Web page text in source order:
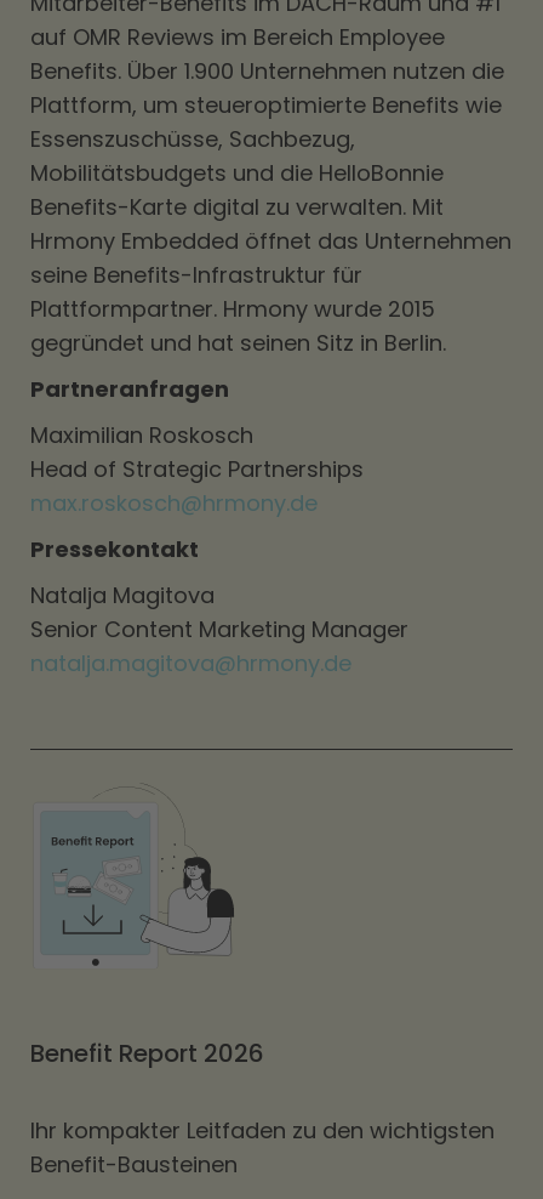
auf OMR Reviews im Bereich Employee
Benefits. Über 1.900 Unternehmen nutzen die
Plattform, um steueroptimierte Benefits wie
Essenszuschüsse, Sachbezug,
Mobilitätsbudgets und die HelloBonnie
Benefits-Karte digital zu verwalten. Mit
Hrmony Embedded öffnet das Unternehmen
seine Benefits-Infrastruktur für
Plattformpartner. Hrmony wurde 2015
gegründet und hat seinen Sitz in Berlin.
Partneranfragen
Maximilian Roskosch
Head of Strategic Partnerships
max.roskosch@hrmony.de
Pressekontakt
Natalja Magitova
Senior Content Marketing Manager
natalja.magitova@hrmony.de
Benefit Report 2026
Ihr kompakter Leitfaden zu den wichtigsten
Benefit-Bausteinen